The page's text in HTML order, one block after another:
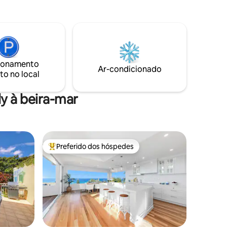
DIA. PORTANTO, REDUZI O PREÇO POR
NOITE DURANTE ESSE PERÍODO.
no local
Ar-condicionado
à beira-mar
Entre os melhores preferidos dos hóspedes
Preferido dos hóspedes